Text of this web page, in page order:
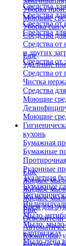
Средства
Средства
Средства
Средства
Уборка
Моющие
Уборка
Средства
Средства от
и других
Средства от
Еще
Удаление
Средства от
Чистка
Средства
Моющие
Моющие
кухонь
Бумажная
Бумажные
Рулонные
Туалетная
Бумажные
Еще
Жидкое
Жидкое
Жидкое
Крем для рук
Мыло
Мыло, мыло-
картриджах
Мыло-пена в
Еще
Освежители
Блокаторы,
Бытовые